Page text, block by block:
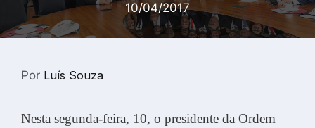
10/04/2017
Por Luís Souza
Nesta segunda-feira, 10, o presidente da Ordem